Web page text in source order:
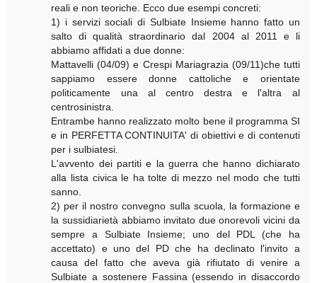
reali e non teoriche. Ecco due esempi concreti:
1) i servizi sociali di Sulbiate Insieme hanno fatto un
salto di qualità straordinario dal 2004 al 2011 e li
abbiamo affidati a due donne:
Mattavelli (04/09) e Crespi Mariagrazia (09/11)che tutti
sappiamo essere donne cattoliche e orientate
politicamente una al centro destra e l'altra al
centrosinistra.
Entrambe hanno realizzato molto bene il programma SI
e in PERFETTA CONTINUITA' di obiettivi e di contenuti
per i sulbiatesi.
L'avvento dei partiti e la guerra che hanno dichiarato
alla lista civica le ha tolte di mezzo nel modo che tutti
sanno.
2) per il nostro convegno sulla scuola, la formazione e
la sussidiarietà abbiamo invitato due onorevoli vicini da
sempre a Sulbiate Insieme; uno del PDL (che ha
accettato) e uno del PD che ha declinato l'invito a
causa del fatto che aveva già rifiutato di venire a
Sulbiate a sostenere Fassina (essendo in disaccordo